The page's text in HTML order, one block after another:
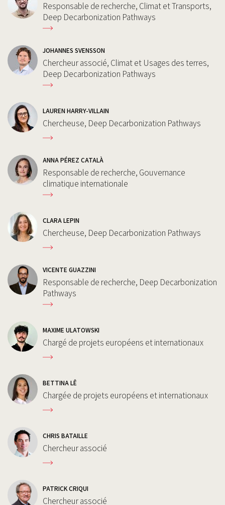
Responsable de recherche, Climat et Transports,
Deep Decarbonization Pathways
JOHANNES SVENSSON
Chercheur associé, Climat et Usages des terres,
Deep Decarbonization Pathways
LAUREN HARRY-VILLAIN
Chercheuse, Deep Decarbonization Pathways
ANNA PÉREZ CATALÀ
Responsable de recherche, Gouvernance
climatique internationale
CLARA LEPIN
Chercheuse, Deep Decarbonization Pathways
VICENTE GUAZZINI
Responsable de recherche, Deep Decarbonization
Pathways
MAXIME ULATOWSKI
Chargé de projets européens et internationaux
BETTINA LÊ
Chargée de projets européens et internationaux
CHRIS BATAILLE
Chercheur associé
PATRICK CRIQUI
Chercheur associé